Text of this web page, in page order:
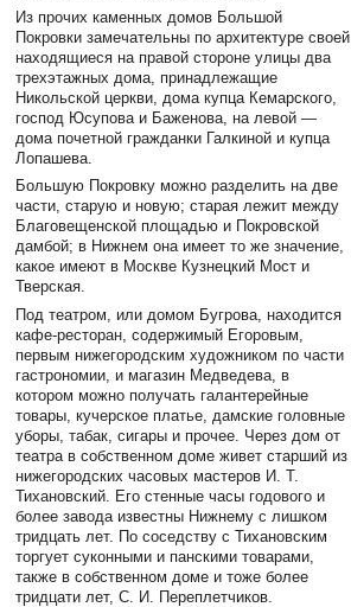
Из прочих каменных домов Большой
Покровки замечательны по архитектуре своей
находящиеся на правой стороне улицы два
трехэтажных дома, принадлежащие
Никольской церкви, дома купца Кемарского,
господ Юсупова и Баженова, на левой —
дома почетной гражданки Галкиной и купца
Лопашева.
Большую Покровку можно разделить на две
части, старую и новую; старая лежит между
Благовещенской площадью и Покровской
дамбой; в Нижнем она имеет то же значение,
какое имеют в Москве Кузнецкий Мост и
Тверская.
Под театром, или домом Бугрова, находится
кафе-ресторан, содержимый Егоровым,
первым нижегородским художником по части
гастрономии, и магазин Медведева, в
котором можно получать галантерейные
товары, кучерское платье, дамские головные
уборы, табак, сигары и прочее. Через дом от
театра в собственном доме живет старший из
нижегородских часовых мастеров И. Т.
Тихановский. Его стенные часы годового и
более завода известны Нижнему с лишком
тридцать лет. По соседству с Тихановским
торгует суконными и панскими товарами,
также в собственном доме и тоже более
тридцати лет, С. И. Переплетчиков.